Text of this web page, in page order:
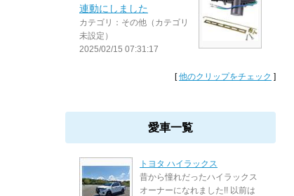
連動にしました
カテゴリ：その他（カテゴリ
未設定）
2025/02/15 07:31:17
[他のクリップをチェック ]
愛車一覧
トヨタ ハイラックス
昔から憧れだったハイラックス
オーナーになれました!! 以前は